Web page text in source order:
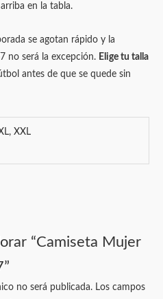
en la tabla.
se agotan rápido y la
no será la excepción. Elige tu talla
antes de que se quede sin
XXL
“Camiseta Mujer
no será publicada. Los campos